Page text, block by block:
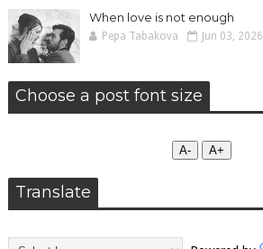
When love is not enough
Pepa Tabakova Jun 03, 2026
Choose a post font size
А- А+
Translate